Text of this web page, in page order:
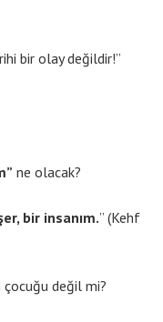
bir olay değildir!”
ne olacak?
bir insanım.” (Kehf
çocuğu değil mi?